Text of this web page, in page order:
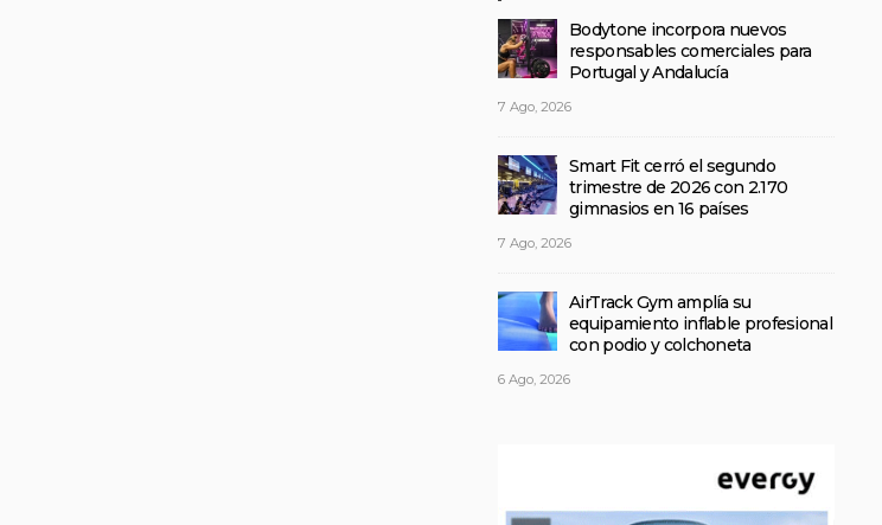
Bodytone incorpora nuevos
responsables comerciales para
Portugal y Andalucía
7 Ago, 2026
Smart Fit cerró el segundo
trimestre de 2026 con 2.170
gimnasios en 16 países
7 Ago, 2026
AirTrack Gym amplía su
equipamiento inflable profesional
con podio y colchoneta
6 Ago, 2026